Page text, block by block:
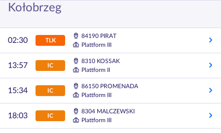
Kołobrzeg
02:30 TLK
84190 PIRAT
Plattform III
13:57 IC
8310 KOSSAK
Plattform II
15:34 IC
86150 PROMENADA
Plattform III
18:03 IC
8304 MALCZEWSKI
Plattform III